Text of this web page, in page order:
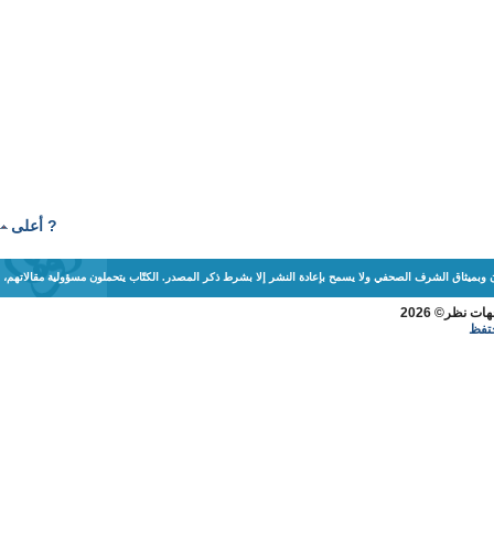
? أعلى
الشرف الصحفي ولا يسمح بإعادة النشر إلا بشرط ذكر المصدر. الكتّاب يتحملون مسؤولية مقالاتهم،
2026